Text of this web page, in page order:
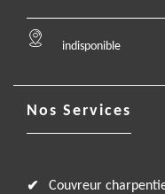
indisponible
Nos Services
Couvreur